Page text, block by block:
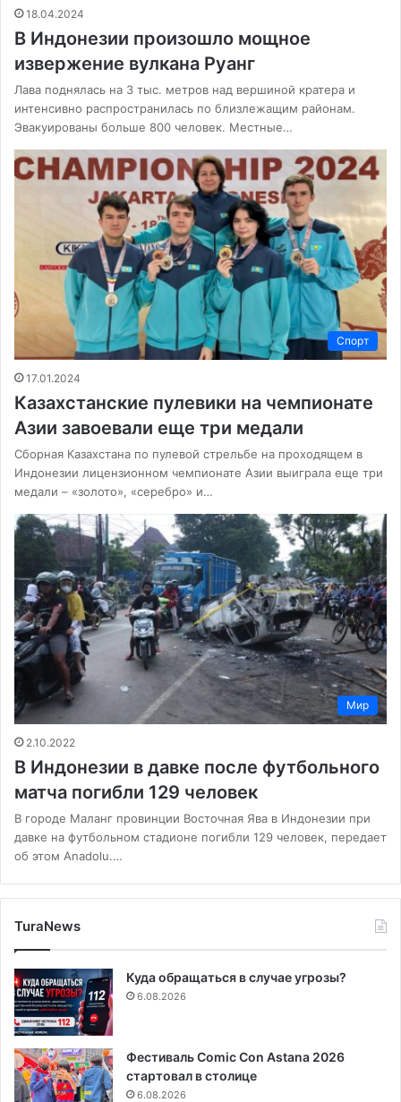
18.04.2024
В Индонезии произошло мощное
извержение вулкана Руанг
Лава поднялась на 3 тыс. метров над вершиной кратера и
интенсивно распространилась по близлежащим районам.
Эвакуированы больше 800 человек. Местные…
Спорт
17.01.2024
Казахстанские пулевики на чемпионате
Азии завоевали еще три медали
Сборная Казахстана по пулевой стрельбе на проходящем в
Индонезии лицензионном чемпионате Азии выиграла еще три
медали – «золото», «серебро» и…
Мир
2.10.2022
В Индонезии в давке после футбольного
матча погибли 129 человек
В городе Маланг провинции Восточная Ява в Индонезии при
давке на футбольном стадионе погибли 129 человек, передает
об этом Anadolu.…
TuraNews
Куда обращаться в случае угрозы?
6.08.2026
Фестиваль Comic Con Astana 2026
стартовал в столице
6.08.2026